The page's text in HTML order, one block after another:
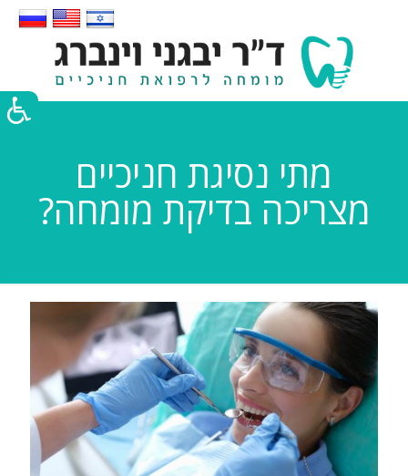
מתי נסיגת חניכיים
מצריכה בדיקת מומחה?